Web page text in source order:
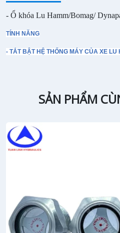
- Ổ khóa Lu Hamm/Bomag/
TÍNH NĂNG
- TẮT BẬT HỆ THỐNG MÁY CỦA XE LU
SẢN PHẨM